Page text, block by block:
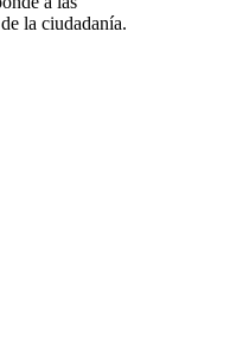
la ciudadanía.